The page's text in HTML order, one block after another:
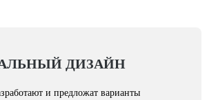
ДИЗАЙН
и предложат варианты